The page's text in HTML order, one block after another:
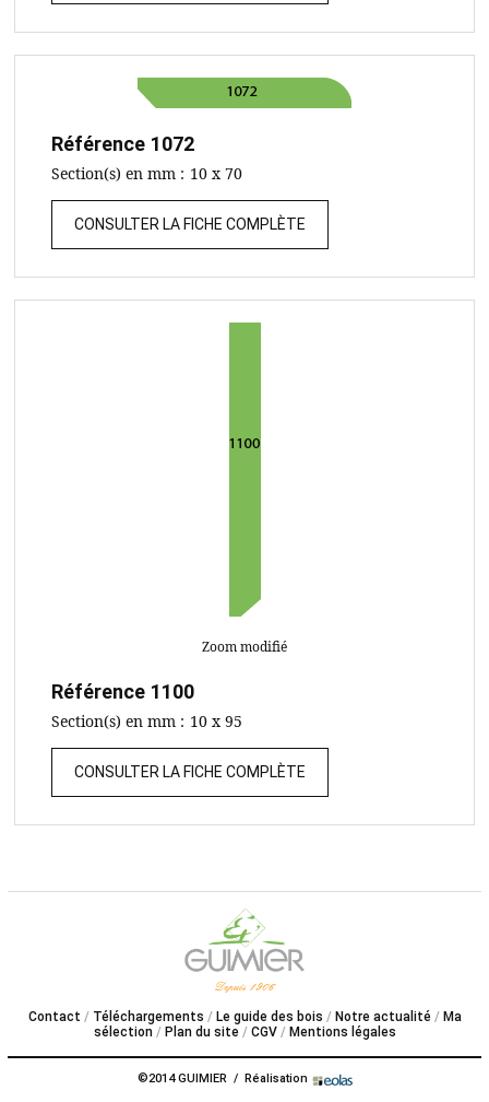
Référence 1072
Section(s) en mm : 10 x 70
CONSULTER LA FICHE COMPLÈTE
Zoom modifié
Référence 1100
Section(s) en mm : 10 x 95
CONSULTER LA FICHE COMPLÈTE
Contact Téléchargements Le guide des bois Notre actualité
Ma
sélection
Plan du site CGV Mentions légales
©2014 GUIMIER / Réalisation